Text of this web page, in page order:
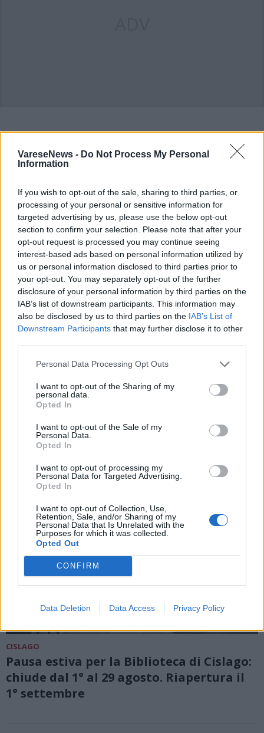
VareseNews - Do Not Process My Personal
Information
If you wish to opt-out of the sale, sharing to third parties, or
processing of your personal or sensitive information for
targeted advertising by us, please use the below opt-out
section to confirm your selection. Please note that after your
opt-out request is processed you may continue seeing
interest-based ads based on personal information utilized by
us or personal information disclosed to third parties prior to
your opt-out. You may separately opt-out of the further
disclosure of your personal information by third parties on the
IAB’s list of downstream participants. This information may
also be disclosed by us to third parties on the IAB’s List of
Downstream Participants that may further disclose it to other
Personal Data Processing Opt Outs
I want to opt-out of the Sharing of my
personal data.
Opted In
I want to opt-out of the Sale of my
Personal Data.
Opted In
I want to opt-out of processing my
Personal Data for Targeted Advertising.
Opted In
I want to opt-out of Collection, Use,
Retention, Sale, and/or Sharing of my
Personal Data that Is Unrelated with the
Purposes for which it was collected.
Opted Out
CONFIRM
Data Deletion Data Access Privacy Policy
Cislago celebra la festa di Santa Maria
della Neve e saluta don Maurizio con un
concerto a lume di candela
CISLAGO
Pausa estiva per la Biblioteca di Cislago:
chiude dal 1° al 29 agosto. Riapertura il
1° settembre